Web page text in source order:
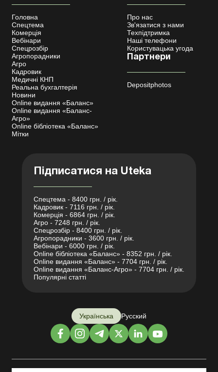
Головна
Спецтема
Комерція
Вебінари
Спецрозбір
Агропорадники
Агро
Кадровик
Медичні КНП
Реальна бухгалтерія
Новини
Online видання «Баланс»
Online видання «Баланс-
Агро»
Online бібліотека «Баланс»
Мітки
Про нас
Зв'язатися з нами
Техпідтримка
Наші телефони
Користувацька угода
Партнери
Depositphotos
Підписатися на Uteka
Спецтема - 8400 грн. / рік.
Кадровик - 7116 грн. / рік.
Комерція - 6864 грн. / рік.
Агро - 7248 грн. / рік.
Спецрозбір - 8400 грн. / рік.
Агропорадники - 3600 грн. / рік.
Вебінари - 6000 грн. / рік.
Online бібліотека «Баланс» - 8352 грн. / рік.
Online видання «Баланс» - 7704 грн. / рік.
Online видання «Баланс-Агро» - 7704 грн. / рік.
Популярні статті
Українська Русский